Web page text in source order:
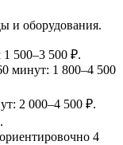
и оборудования.
1 500–3 500 ₽.
минут: 1 800–4 500
2 000–4 500 ₽.
4